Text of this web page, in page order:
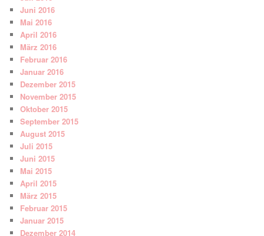
Juni 2016
Mai 2016
April 2016
März 2016
Februar 2016
Januar 2016
Dezember 2015
November 2015
Oktober 2015
September 2015
August 2015
Juli 2015
Juni 2015
Mai 2015
April 2015
März 2015
Februar 2015
Januar 2015
Dezember 2014